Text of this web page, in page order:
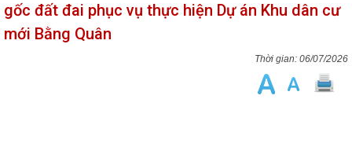
gốc đất đai phục vụ thực hiện Dự án Khu dân cư
mới Bằng Quân
06/07/2026